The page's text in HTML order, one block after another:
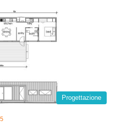
Progettazione